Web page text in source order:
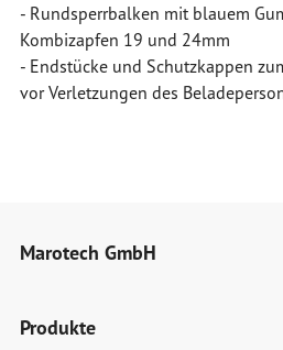
- Rundsperrbalken mit blauem
Kombizapfen 19 und 24mm
- Endstücke und Schutzkappen
vor Verletzungen des
Marotech GmbH
Produkte